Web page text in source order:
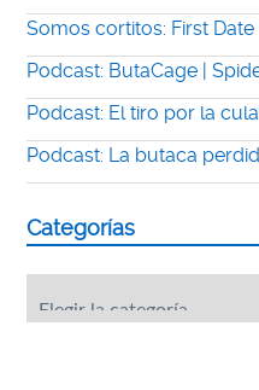
Somos cortitos: First Date
Podcast: ButaCage |
Podcast: El tiro por la
Podcast: La butaca
Categorías